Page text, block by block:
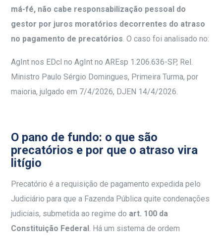
má-fé, não cabe responsabilização pessoal do
gestor por juros moratórios decorrentes do atraso
no pagamento de precatórios. O caso foi analisado no:
AgInt nos EDcl no AgInt no AREsp 1.206.636-SP, Rel.
Ministro Paulo Sérgio Domingues, Primeira Turma, por
maioria, julgado em 7/4/2026, DJEN 14/4/2026.
O pano de fundo: o que são
precatórios e por que o atraso vira
litígio
Precatório é a requisição de pagamento expedida pelo
Judiciário para que a Fazenda Pública quite condenações
judiciais, submetida ao regime do art. 100 da
Constituição Federal . Há um sistema de ordem